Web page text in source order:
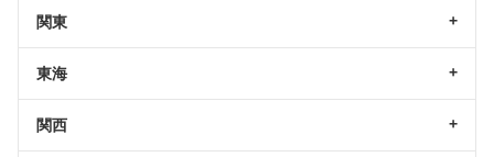
関東
東海
関西